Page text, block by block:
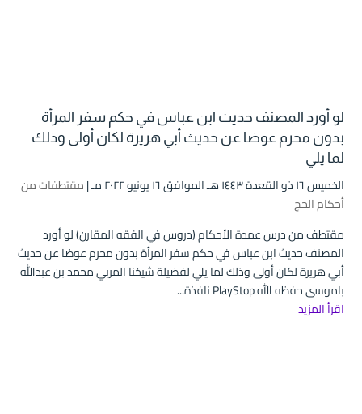
لو أورد المصنف حديث ابن عباس في حكم سفر المرأة
بدون محرم عوضا عن حديث أبي هريرة لكان أولى وذلك
لما يلي
الخميس ۱٦ ذو القعدة ۱٤٤۳ هـ الموافق ۱٦ يونيو ۲۰۲۲ مـ |
مقتطفات من
أحكام الحج
مقتطف من درس عمدة الأحكام (دروس في الفقه المقارن) لو أورد
المصنف حديث ابن عباس في حكم سفر المرأة بدون محرم عوضا عن حديث
أبي هريرة لكان أولى وذلك لما يلي لفضيلة شيخنا المربي محمد بن عبدالله
باموسى حفظه الله PlayStop نافذة...
اقرأ المزيد